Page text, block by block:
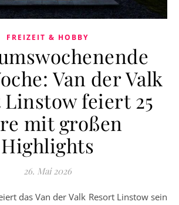
FREIZEIT & HOBBY
Van der Valk
Linstow feiert 25
mit großen
Highlights
26. Mai 2026